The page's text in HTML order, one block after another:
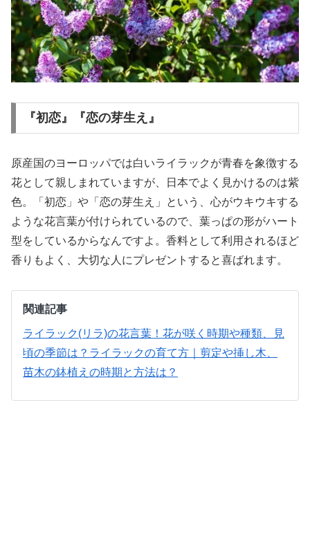
『初恋』『恋の芽生え』
原産国のヨーロッパでは白いライラックが青春を象徴する
花として親しまれていますが、日本でよく見かけるのは紫
色。「初恋」や「恋の芽生え」という、心がウキウキする
ような花言葉が付けられているので、葉っぱの形がハート
型をしているからなんですよ。香料として利用されるほど
香りもよく、大切な人にプレゼントすると喜ばれます。
関連記事
ライラック(リラ)の花言葉！花が咲く時期や種類、見
頃の季節は？ ライラックの育て方｜剪定や挿し木、
苗木の鉢植えの時期と方法は？